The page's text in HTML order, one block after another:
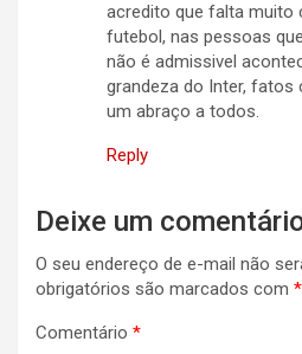
acredito que falta muito
futebol, nas pessoas
não é admissivel
grandeza do Inter, fatos
um abraço a todos.
Reply
Deixe um
O seu endereço de e-mail não
obrigatórios são marcados com *
Comentário *